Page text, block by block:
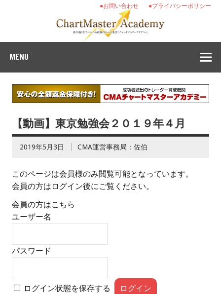
●プライバシーポリシー
●お問い合わせ
MENU
【動画】東京勉強会２０１９年４月
2019年5月3日 CMA運営事務局：佐伯
このページは会員様のみ閲覧可能となっています。
会員の方はログイン後にご覧ください。
会員の方はこちら
ユーザー名
パスワード
ログイン状態を保存する